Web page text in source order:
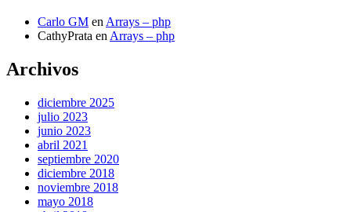
Carlo GM en Arrays – php
CathyPrata en Arrays – php
Archivos
diciembre 2025
julio 2023
junio 2023
abril 2021
septiembre 2020
diciembre 2018
noviembre 2018
mayo 2018